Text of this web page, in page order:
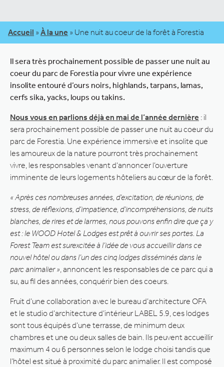
Accueil » À la une » Une nuit au coeur de la forêt à Forestia
Il sera très prochainement possible de passer une nuit au
coeur du parc de Forestia pour vivre une expérience
insolite entouré d’ours noirs, highlands, tarpans, lamas,
cerfs sika, yacks, loups ou takins.
Nous vous en parlions déjà en mai de l’année dernière : il
sera prochainement possible de passer une nuit au coeur du
parc de Forestia. Une expérience immersive et insolite que
les amoureux de la nature pourront très prochainement
vivre, les responsables venant d’annoncer l’ouverture
imminente de leurs logements hôteliers au cœur de la forêt.
« Après ces nombreuses années, d’excitation, de réunions, de
stress, de réflexions, d’impatience, d’incompréhensions, de nuits
blanches, de rires et de larmes, nous pouvons enfin dire que ça y
est : le WOOD Hotel & Lodges est prêt à ouvrir ses portes. La
Forest Team est surexcitée à l’idée de vous accueillir dans ce
nouvel hôtel ou dans l’un des cinq lodges disséminés dans le
parc animalier » , annoncent les responsables de ce parc qui a
su, au fil des années, conquérir bien des coeurs.
Fruit d’une collaboration avec le bureau d’architecture OFA
et le studio d’architecture d’intérieur LABEL 5.9, ces lodges
sont tous équipés d’une terrasse, de minimum deux
chambres et une ou deux salles de bain. Ils peuvent accueillir
maximum 4 ou 6 personnes selon le lodge choisi tandis que
l’hôtel est situé à proximité du parc animalier. Il est composé